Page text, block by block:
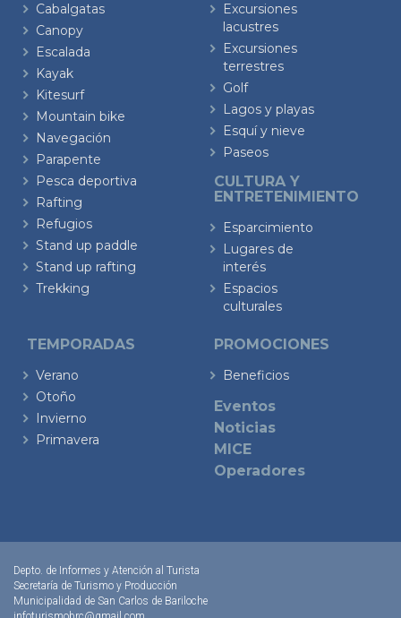
Cabalgatas
Canopy
Escalada
Kayak
Kitesurf
Mountain bike
Navegación
Parapente
Pesca deportiva
Rafting
Refugios
Stand up paddle
Stand up rafting
Trekking
Excursiones
lacustres
Excursiones
terrestres
Golf
Lagos y playas
Esquí y nieve
Paseos
CULTURA Y
ENTRETENIMIENTO
Esparcimiento
Lugares de
interés
Espacios
culturales
TEMPORADAS
Verano
Otoño
Invierno
Primavera
PROMOCIONES
Beneficios
Eventos
Noticias
MICE
Operadores
Depto. de Informes y Atención al Turista
Secretaría de Turismo y Producción
Municipalidad de San Carlos de Bariloche